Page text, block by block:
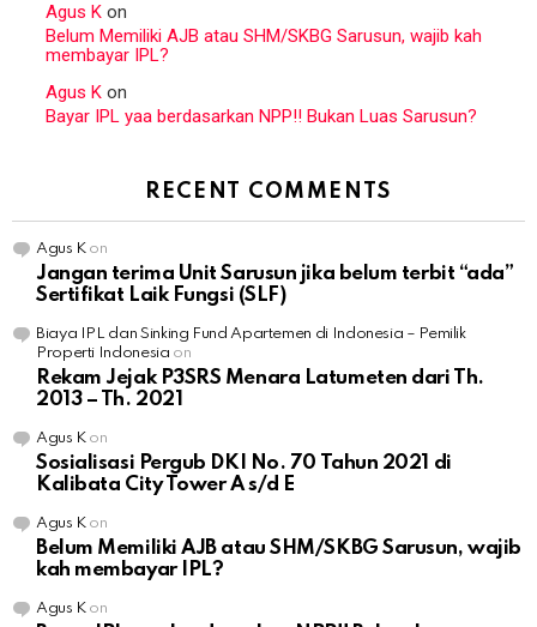
Agus K on
Belum Memiliki AJB atau SHM/SKBG Sarusun, wajib kah
membayar IPL?
Agus K on
Bayar IPL yaa berdasarkan NPP!! Bukan Luas Sarusun?
RECENT COMMENTS
Agus Kon
Jangan terima Unit Sarusun jika belum terbit “ada”
Sertifikat Laik Fungsi (SLF)
Biaya IPL dan Sinking Fund Apartemen di Indonesia – Pemilik
Properti Indonesia on
Rekam Jejak P3SRS Menara Latumeten dari Th.
2013 – Th. 2021
Agus Kon
Sosialisasi Pergub DKI No. 70 Tahun 2021 di
Kalibata City Tower A s/d E
Agus Kon
Belum Memiliki AJB atau SHM/SKBG Sarusun, wajib
kah membayar IPL?
Agus Kon